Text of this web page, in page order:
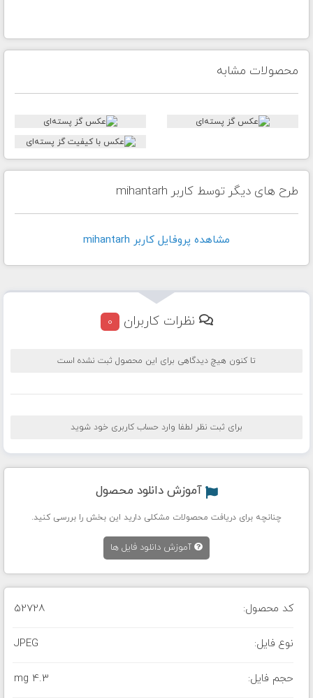
محصولات مشابه
طرح های دیگر توسط کاربر mihantarh
مشاهده پروفايل کاربر mihantarh
نظرات کاربران 0
تا کنون هیچ دیدگاهی برای این محصول ثبت نشده است
برای ثبت نظر لطفا وارد حساب کاربری خود شوید
آموزش دانلود محصول
چنانچه برای دریافت محصولات مشکلی دارید این بخش را بررسی کنید.
آموزش دانلود فایل ها
کد محصول: 52728
نوع فایل: JPEG
حجم فایل: 4.3 mg